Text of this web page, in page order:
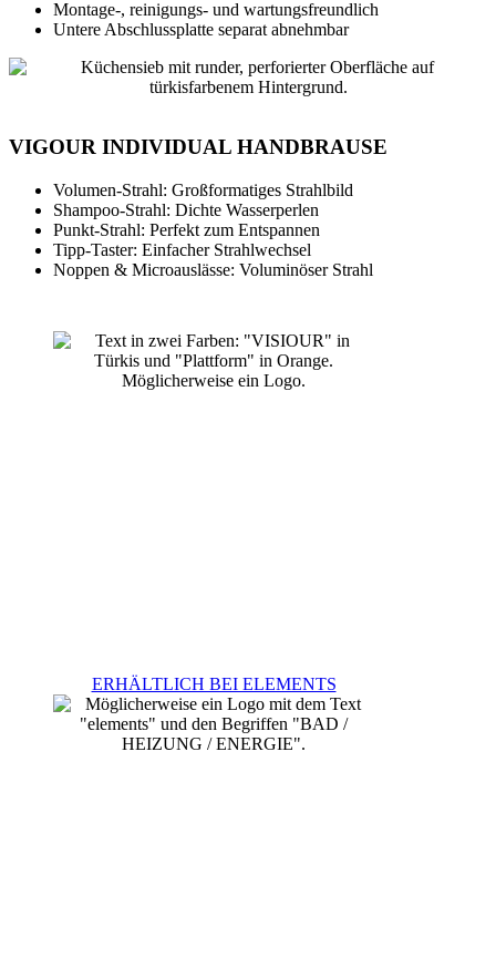
Montage-, reinigungs- und wartungsfreundlich
Untere Abschlussplatte separat abnehmbar
VIGOUR INDIVIDUAL HANDBRAUSE
Volumen-Strahl: Großformatiges Strahlbild
Shampoo-Strahl: Dichte Wasserperlen
Punkt-Strahl: Perfekt zum Entspannen
Tipp-Taster: Einfacher Strahlwechsel
Noppen & Microauslässe: Voluminöser Strahl
ERHÄLTLICH BEI ELEMENTS